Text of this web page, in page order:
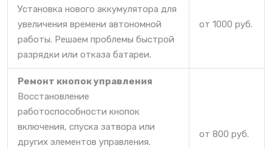
Установка нового аккумулятора для
увеличения времени автономной
работы. Решаем проблемы быстрой
разрядки или отказа батареи.
от 1000 руб.
Ремонт кнопок управления
Восстановление
работоспособности кнопок
включения, спуска затвора или
других элементов управления.
от 800 руб.